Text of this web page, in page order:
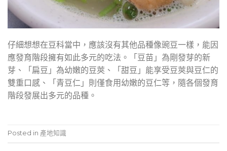
仔細想想在豆科當中，應該沒有其他品種像豌豆一樣，能因
應發育階段擁有如此多元的吃法。「豆苗」為剛發芽的新
芽、「扁豆」為幼嫩的豆莢、「甜豆」能享受豆莢與豆仁的
雙重口感、「青豆仁」則僅食用幼嫩的豆仁等，隨各個發育
階段發展出多元的品種。
Posted in 產地知識